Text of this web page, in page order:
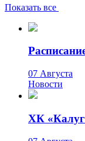
Показать все
07 Августа
Новости
ХК